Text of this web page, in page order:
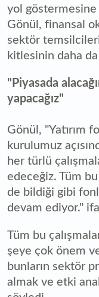
yol
Gönül, finansal
sektör
kitlesinin daha
"Piyasada
yapacağız"
Gönül, "Yatırım
kurulumuz
her türlü
edeceğiz. Tüm
de bildiği gibi
devam ediyor."
Tüm bu
şeye çok önem
bunların sektör
almak ve etki